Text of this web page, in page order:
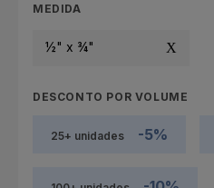
MEDIDA
½" x ¾"
DESCONTO POR VOLUME
25+ unidades -5%